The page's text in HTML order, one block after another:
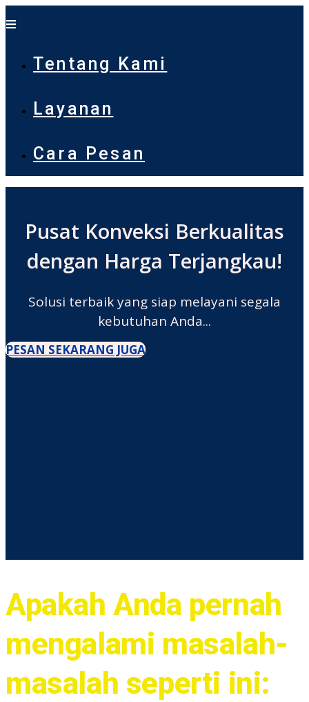
Tentang Kami
Layanan
Cara Pesan
Pusat Konveksi Berkualitas
dengan Harga Terjangkau!
Solusi terbaik yang siap melayani segala
kebutuhan Anda...
PESAN SEKARANG JUGA
Apakah Anda pernah
mengalami masalah-
masalah seperti ini: